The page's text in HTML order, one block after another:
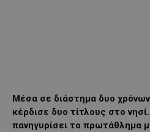
Μέσα σε διάστημα δυο χρόνων
κέρδισε δυο τίτλους στο
πανηγυρίσει το πρωτάθλημα